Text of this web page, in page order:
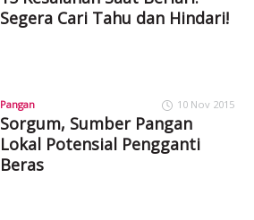
Segera Cari Tahu dan Hindari!
Pangan 10 Nov 2015
Sorgum, Sumber Pangan
Lokal Potensial Pengganti
Beras